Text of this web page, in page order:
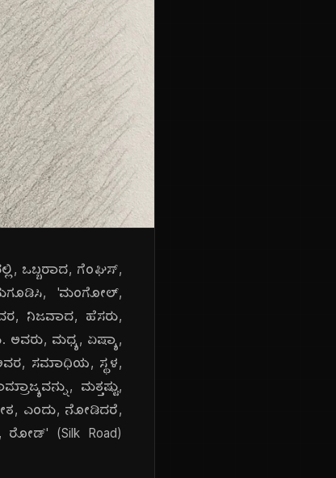
ಒಬ್ಬರಾದ, ಗೆಂಘಿಸ್,
'ಮಂಗೋಲ್,
ನಿಜವಾದ, ಹೆಸರು,
ಅವರು, ಮಧ್ಯ, ಏಷ್ಯಾ,
ಸಮಾಧಿಯ, ಸ್ಥಳ,
ಮತ್ತಷ್ಟು,
ಎಂದು, ನೋಡಿದರೆ,
ರೋಡ್' (Silk Road)